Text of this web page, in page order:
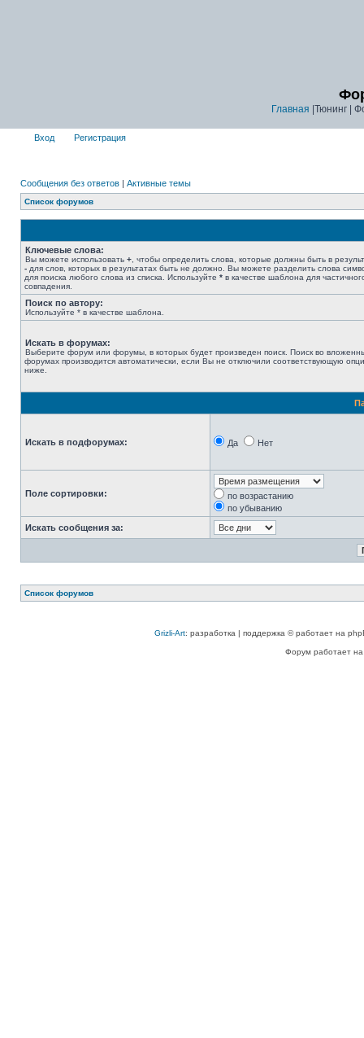
Главная |Тюнинг |
Вход Регистрация
Сообщения без ответов | Активные темы
Список форумов
Ключевые слова:
Вы можете использовать + , чтобы определить слова, которые должны быть в
- для слов, которых в результатах быть не должно. Вы можете разделить слова
для поиска любого слова из списка. Используйте * в качестве шаблона для
совпадения.
Поиск по автору:
Используйте * в качестве шаблона.
Искать в форумах:
Выберите форум или форумы, в которых будет произведен поиск. Поиск во
форумах производится автоматически, если Вы не отключили соответствующую
ниже.
Искать в подфорумах: Да Нет
Поле сортировки:
по возрастанию
по убыванию
Искать сообщения за:
Список форумов
Grizli-Art: разработка | поддержка © работает на
Форум работает